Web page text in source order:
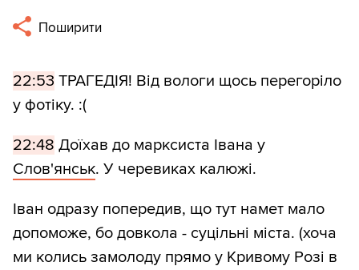
Поширити
22:53 ТРАГЕДІЯ! Від вологи щось перегоріло
у фотіку. :(
22:48 Доїхав до марксиста Івана у
Слов'янськ. У черевиках калюжі.
Іван одразу попередив, що тут намет мало
допоможе, бо довкола - суцільні міста. (хоча
ми колись замолоду прямо у Кривому Розі в